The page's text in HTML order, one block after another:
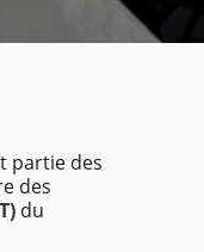
partie des
des
du